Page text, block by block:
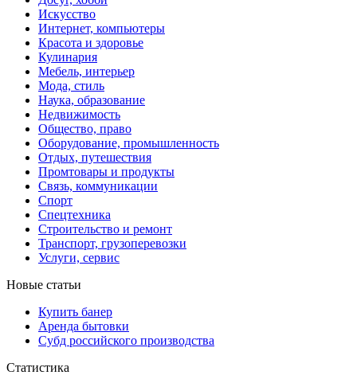
Искусство
Интернет, компьютеры
Красота и здоровье
Кулинария
Мебель, интерьер
Мода, стиль
Наука, образование
Недвижимость
Общество, право
Оборудование, промышленность
Отдых, путешествия
Промтовары и продукты
Связь, коммуникации
Спорт
Спецтехника
Строительство и ремонт
Транспорт, грузоперевозки
Услуги, сервис
Новые статьи
Купить банер
Аренда бытовки
Субд российского производства
Статистика